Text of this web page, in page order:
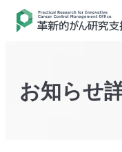
お知らせ